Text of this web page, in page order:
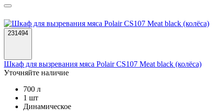
231494
Шкаф для вызревания мяса Polair CS107 Meat black (колёса)
Уточняйте наличие
700 л
1 шт
Динамическое